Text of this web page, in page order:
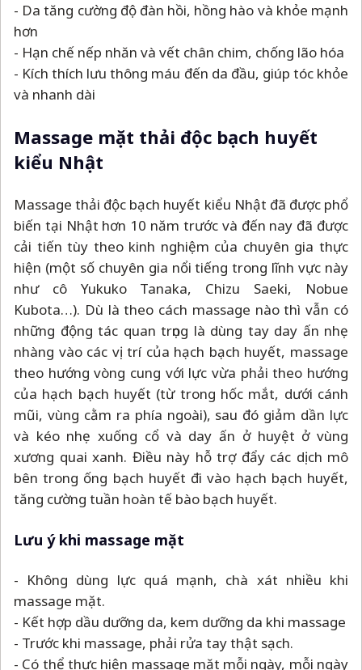
- Da tăng cường độ đàn hồi, hồng hào và khỏe mạnh
hơn
- Hạn chế nếp nhăn và vết chân chim, chống lão hóa
- Kích thích lưu thông máu đến da đầu, giúp tóc khỏe
và nhanh dài
Massage mặt thải độc bạch huyết
kiểu Nhật
Massage thải độc bạch huyết kiểu Nhật đã được phổ
biến tại Nhật hơn 10 năm trước và đến nay đã được
cải tiến tùy theo kinh nghiệm của chuyên gia thực
hiện (một số chuyên gia nổi tiếng trong lĩnh vực này
như cô Yukuko Tanaka, Chizu Saeki, Nobue
Kubota…). Dù là theo cách massage nào thì vẫn có
những động tác quan trọng là dùng tay day ấn nhẹ
nhàng vào các vị trí của hạch bạch huyết, massage
theo hướng vòng cung với lực vừa phải theo hướng
của hạch bạch huyết (từ trong hốc mắt, dưới cánh
mũi, vùng cằm ra phía ngoài), sau đó giảm dần lực
và kéo nhẹ xuống cổ và day ấn ở huyệt ở vùng
xương quai xanh. Điều này hỗ trợ đẩy các dịch mô
bên trong ống bạch huyết đi vào hạch bạch huyết,
tăng cường tuần hoàn tế bào bạch huyết.
Lưu ý khi massage mặt
- Không dùng lực quá mạnh, chà xát nhiều khi
massage mặt.
- Kết hợp dầu dưỡng da, kem dưỡng da khi massage
- Trước khi massage, phải rửa tay thật sạch.
- Có thể thực hiện massage mặt mỗi ngày, mỗi ngày